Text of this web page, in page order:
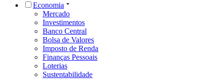
Economia
Mercado
Investimentos
Banco Central
Bolsa de Valores
Imposto de Renda
Finanças Pessoais
Loterias
Sustentabilidade